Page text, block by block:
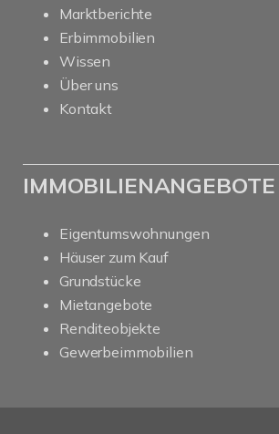
Marktberichte
Erbimmobilien
Wissen
Über uns
Kontakt
IMMOBILIENANGEBOTE
Eigentumswohnungen
Häuser zum Kauf
Grundstücke
Mietangebote
Renditeobjekte
Gewerbeimmobilien